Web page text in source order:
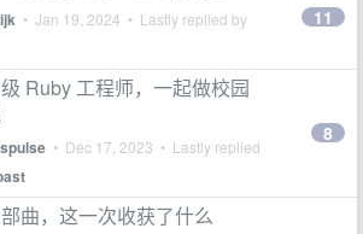
• Jan 19, 2024 • Lastly replied by 11
Ruby 工程师，一起做校园
• Dec 17, 2023 • Lastly replied
8
曲，这一次收获了什么